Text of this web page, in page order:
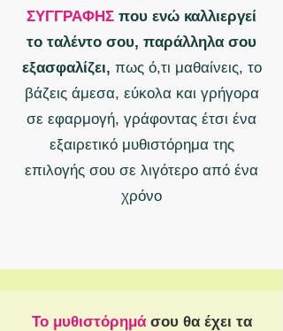
ΣΥΓΓΡΑΦΗΣ που ενώ καλλιεργεί
το ταλέντο σου, παράλληλα σου
εξασφαλίζει, πως ό,τι μαθαίνεις, το
βάζεις άμεσα, εύκολα και γρήγορα
σε εφαρμογή, γράφοντας έτσι ένα
εξαιρετικό μυθιστόρημα της
επιλογής σου σε λιγότερο από ένα
χρόνο
Το μυθιστόρημάσου θα έχει τα